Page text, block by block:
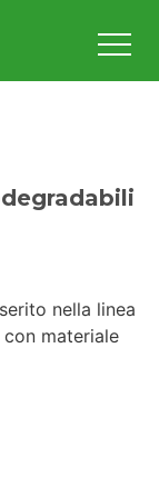
nella linea
materiale